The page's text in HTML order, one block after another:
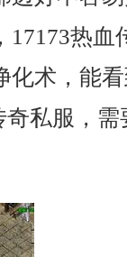
热血
化术，能
私服，